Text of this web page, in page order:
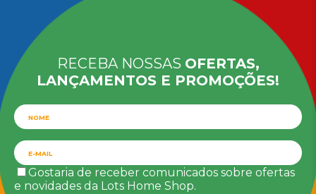
RECEBA NOSSAS OFERTAS,
LANÇAMENTOS E PROMOÇÕES!
Gostaria de receber comunicados sobre ofertas
e novidades da Lots Home Shop.